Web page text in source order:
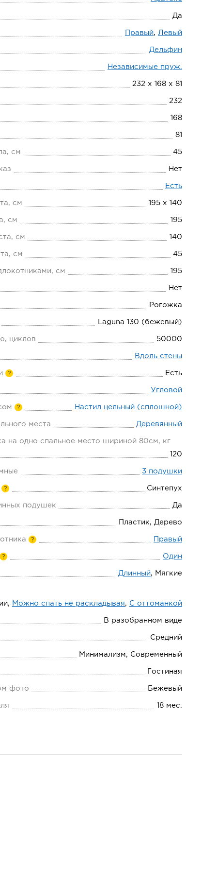
Да
Правый, Левый
Дельфин
Независимые пруж.
232 х 168 х 81
232
168
81
см 45
Нет
Есть
см 195 х 140
см 195
см 140
см 45
см 195
Нет
Рогожка
Laguna 130 (бежевый)
циклов 50000
Вдоль стены
? Есть
Угловой
? Настил цельный (сплошной)
места Деревянный
на одно спальное место шириной 80см, кг
120
3 подушки
? Синтепух
подушек Да
Пластик, Дерево
? Правый
? Один
Длинный, Мягкие
Можно спать не раскладывая, С оттоманкой
В разобранном виде
Средний
Минимализм, Современный
Гостиная
фото Бежевый
18 мес.